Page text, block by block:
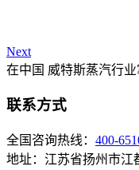
Next
在中国 威特斯蒸汽行
联系方式
全国咨询热线： 400-
地址：江苏省扬州市江